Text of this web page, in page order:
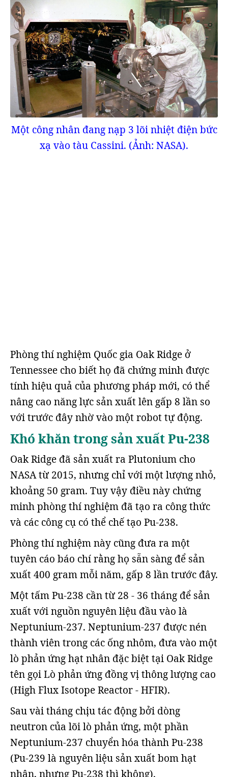
Một công nhân đang nạp 3 lõi nhiệt điện bức
xạ vào tàu Cassini. (Ảnh: NASA).
Phòng thí nghiệm Quốc gia Oak Ridge ở
Tennessee cho biết họ đã chứng minh được
tính hiệu quả của phương pháp mới, có thể
nâng cao năng lực sản xuất lên gấp 8 lần so
với trước đây nhờ vào một robot tự động.
Khó khăn trong sản xuất Pu-238
Oak Ridge đã sản xuất ra Plutonium cho
NASA từ 2015, nhưng chỉ với một lượng nhỏ,
khoảng 50 gram. Tuy vậy điều này chứng
minh phòng thí nghiệm đã tạo ra công thức
và các công cụ có thể chế tạo Pu-238.
Phòng thí nghiệm này cũng đưa ra một
tuyên cáo báo chí rằng họ sẵn sàng để sản
xuất 400 gram mỗi năm, gấp 8 lần trước đây.
Một tấm Pu-238 cần từ 28 - 36 tháng để sản
xuất với nguồn nguyên liệu đầu vào là
Neptunium-237. Neptunium-237 được nén
thành viên trong các ống nhôm, đưa vào một
lò phản ứng hạt nhân đặc biệt tại Oak Ridge
tên gọi Lò phản ứng đồng vị thông lượng cao
(High Flux Isotope Reactor - HFIR).
Sau vài tháng chịu tác động bởi dòng
neutron của lõi lò phản ứng, một phần
Neptunium-237 chuyển hóa thành Pu-238
(Pu-239 là nguyên liệu sản xuất bom hạt
nhân, nhưng Pu-238 thì không).